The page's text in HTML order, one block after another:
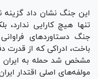
این جنگ نشان داد گزینه
تنها هیچ کارایی ندارد،
جنگ دستاورد‌های
باخت، ادراکی که از قدرت
مشخص شد حمله به
مولفه‌های اصلی اقتدار